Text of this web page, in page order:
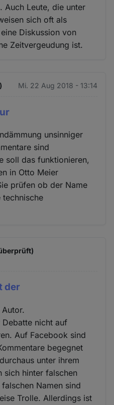
Auch Leute, die unter
sich oft als
Diskussion von
Zeitvergeudung ist.
Mi. 22 Aug 2018 - 13:14
unsinniger
sind
soll das funktionieren,
in Otto Meier
prüfen ob der Name
technische
der
Debatte nicht auf
Auf Facebook sind
begegnet
unter ihrem
sich hinter falschen
Namen sind
Trolle. Allerdings ist